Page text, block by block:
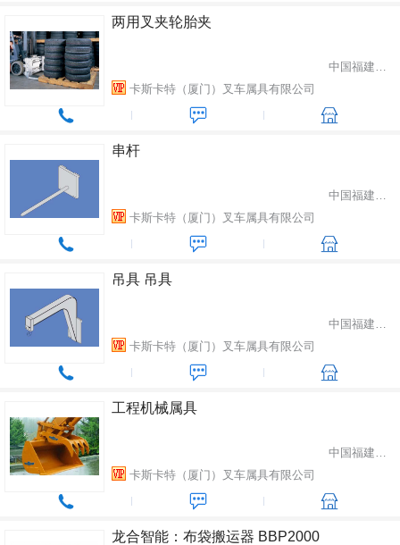
两用叉夹轮胎夹
中国福建省厦门市
卡斯卡特（厦门）叉车属具有限公司
串杆
中国福建省厦门市
卡斯卡特（厦门）叉车属具有限公司
吊具 吊具
中国福建省厦门市
卡斯卡特（厦门）叉车属具有限公司
工程机械属具
中国福建省厦门市
卡斯卡特（厦门）叉车属具有限公司
龙合智能：布袋搬运器 BBP2000